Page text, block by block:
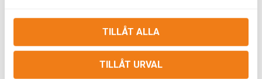
TILLÅT ALLA
TILLÅT URVAL
LIFTUTBILDNING